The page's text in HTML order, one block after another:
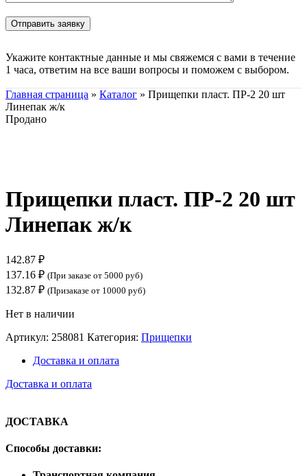
Укажите контактные данные и мы свяжемся с вами в течение
1 часа, ответим на все ваши вопросы и поможем с выбором.
Главная страница » Каталог » Прищепки пласт. ПР-2 20 шт
Линепак ж/к
Продано
Прищепки пласт. ПР-2 20 шт
Линепак ж/к
142.87 ₽
137.16 ₽ (При заказе от 5000 руб)
132.87 ₽ (Призаказе от 10000 руб)
Нет в наличии
Артикул: 258081 Категория: Прищепки
Доставка и оплата
Доставка и оплата
ДОСТАВКА
Способы доставки: